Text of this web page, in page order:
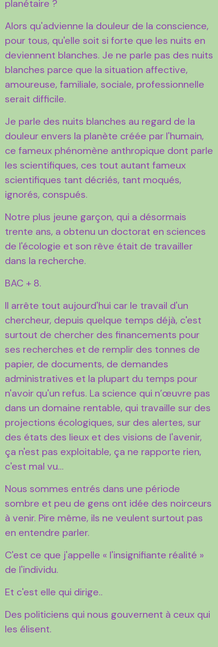
planétaire ?
Alors qu'advienne la douleur de la conscience,
pour tous, qu'elle soit si forte que les nuits en
deviennent blanches. Je ne parle pas des nuits
blanches parce que la situation affective,
amoureuse, familiale, sociale, professionnelle
serait difficile.
Je parle des nuits blanches au regard de la
douleur envers la planète créée par l'humain,
ce fameux phénomène anthropique dont parle
les scientifiques, ces tout autant fameux
scientifiques tant décriés, tant moqués,
ignorés, conspués.
Notre plus jeune garçon, qui a désormais
trente ans, a obtenu un doctorat en sciences
de l'écologie et son rêve était de travailler
dans la recherche.
BAC + 8.
Il arrête tout aujourd'hui car le travail d'un
chercheur, depuis quelque temps déjà, c'est
surtout de chercher des financements pour
ses recherches et de remplir des tonnes de
papier, de documents, de demandes
administratives et la plupart du temps pour
n'avoir qu'un refus. La science qui n’œuvre pas
dans un domaine rentable, qui travaille sur des
projections écologiques, sur des alertes, sur
des états des lieux et des visions de l'avenir,
ça n'est pas exploitable, ça ne rapporte rien,
c'est mal vu...
Nous sommes entrés dans une période
sombre et peu de gens ont idée des noirceurs
à venir. Pire même, ils ne veulent surtout pas
en entendre parler.
C'est ce que j'appelle « l'insignifiante réalité »
de l'individu.
Et c'est elle qui dirige..
Des politiciens qui nous gouvernent à ceux qui
les élisent.